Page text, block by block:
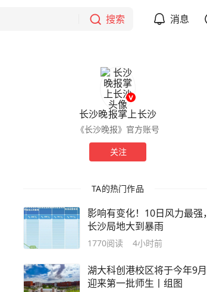
搜索 消息
长沙晚报掌上长沙
《长沙晚报》官方账号
关注
TA的热门作品
影响有变化！10日风力最强，
长沙局地大到暴雨
1770阅读 4小时前
湖大科创港校区将于今年9月
迎来第一批师生丨组图